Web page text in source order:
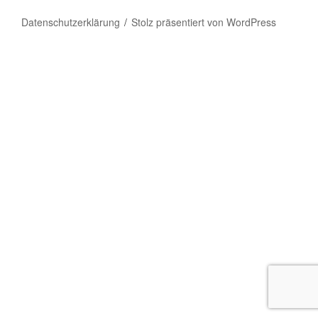
Datenschutzerklärung Stolz präsentiert von WordPress